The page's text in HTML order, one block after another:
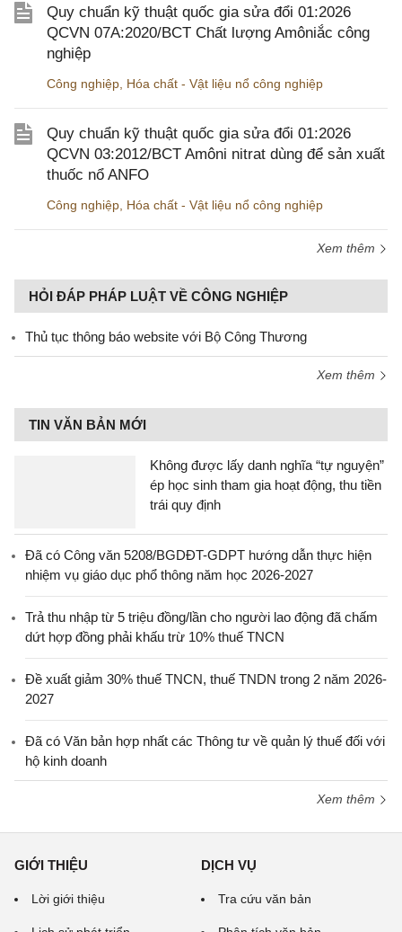
Quy chuẩn kỹ thuật quốc gia sửa đổi 01:2026
QCVN 07A:2020/BCT Chất lượng Amôniắc công
nghiệp
Công nghiệp Hóa chất - Vật liệu nổ công nghiệp
Quy chuẩn kỹ thuật quốc gia sửa đổi 01:2026
QCVN 03:2012/BCT Amôni nitrat dùng để sản xuất
thuốc nổ ANFO
Công nghiệp Hóa chất - Vật liệu nổ công nghiệp
Xem thêm
HỎI ĐÁP PHÁP LUẬT VỀ CÔNG NGHIỆP
Thủ tục thông báo website với Bộ Công Thương
Xem thêm
TIN VĂN BẢN MỚI
Không được lấy danh nghĩa “tự nguyện”
ép học sinh tham gia hoạt động, thu tiền
trái quy định
Đã có Công văn 5208/BGDĐT-GDPT hướng dẫn thực hiện
nhiệm vụ giáo dục phổ thông năm học 2026-2027
Trả thu nhập từ 5 triệu đồng/lần cho người lao động đã chấm
dứt hợp đồng phải khấu trừ 10% thuế TNCN
Đề xuất giảm 30% thuế TNCN, thuế TNDN trong 2 năm 2026-
2027
Đã có Văn bản hợp nhất các Thông tư về quản lý thuế đối với
hộ kinh doanh
Xem thêm
GIỚI THIỆU
Lời giới thiệu
DỊCH VỤ
Tra cứu văn bản